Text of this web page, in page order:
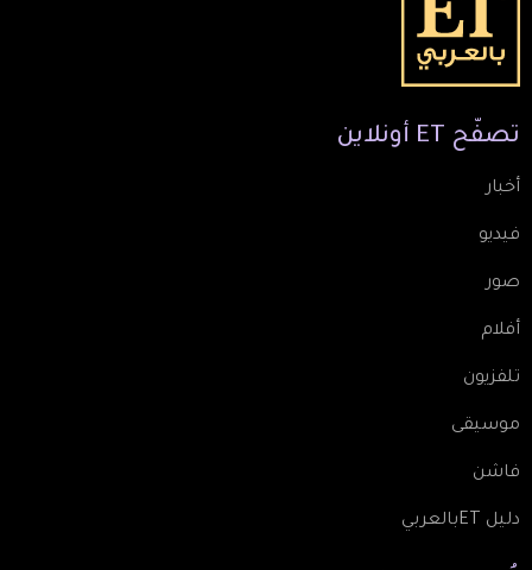
تصفّح ET أونلاين
أخبار
فيديو
صور
أفلام
تلفزيون
موسيقى
فاشن
دليل ETبالعربي